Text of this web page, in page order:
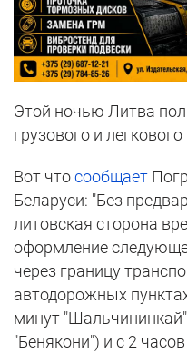
Этой ночью Литва
грузового и
Вот чтосообщает
Беларуси: "Без
литовская сторона
оформление
через границу
автодорожных
минут
"Бенякони") и с 2